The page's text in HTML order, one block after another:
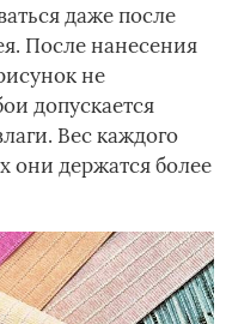
даже после
После нанесения
не
допускается
Вес каждого
они держатся более